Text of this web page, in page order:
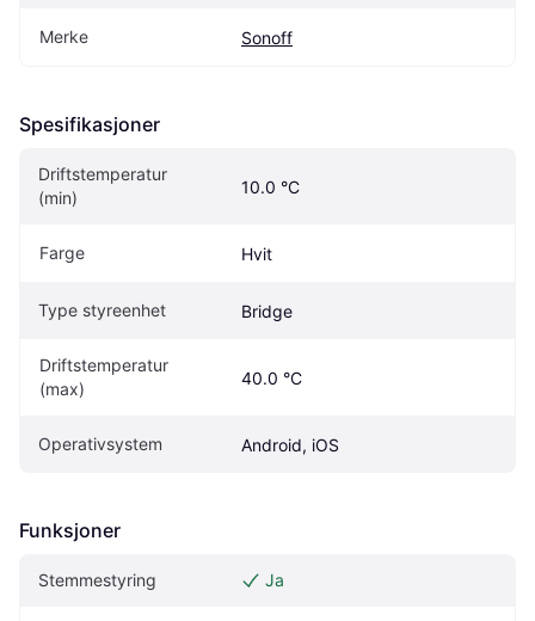
Merke Sonoff
Spesifikasjoner
Driftstemperatur
(min)
10.0 °C
Farge Hvit
Type styreenhet Bridge
Driftstemperatur
(max)
40.0 °C
Operativsystem Android, iOS
Funksjoner
Stemmestyring Ja